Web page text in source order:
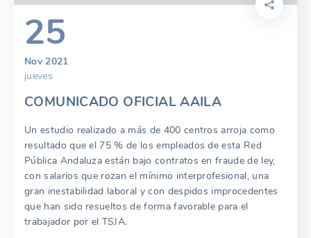
25
Nov 2021
jueves
COMUNICADO OFICIAL AAILA
Un estudio realizado a más de 400 centros arroja como
resultado que el 75 % de los empleados de esta Red
Pública Andaluza están bajo contratos en fraude de ley,
con salarios que rozan el mínimo interprofesional, una
gran inestabilidad laboral y con despidos improcedentes
que han sido resueltos de forma favorable para el
trabajador por el TSJA.